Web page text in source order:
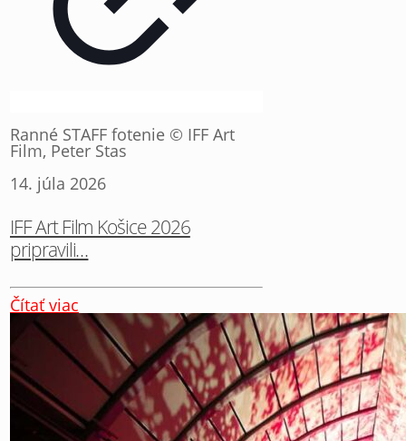
Ranné STAFF fotenie © IFF Art
Film, Peter Stas
14. júla 2026
IFF Art Film Košice 2026
pripravili…
Čítať viac